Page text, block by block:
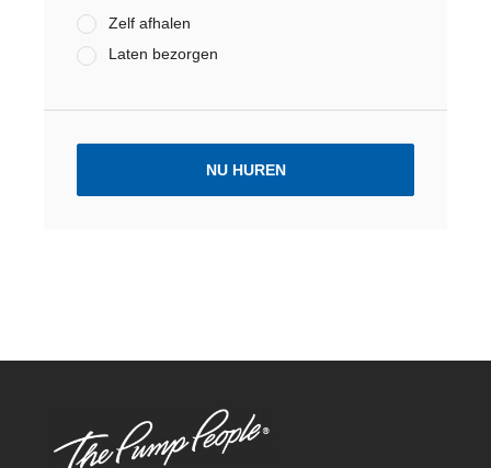
Zelf afhalen
Laten bezorgen
NU HUREN